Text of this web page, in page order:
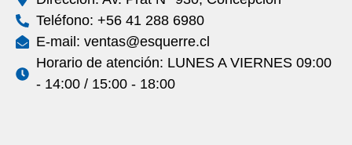
Teléfono: +56 41 288 6980
E-mail: ventas@esquerre.cl
Horario de atención: LUNES A VIERNES 09:00
- 14:00 / 15:00 - 18:00